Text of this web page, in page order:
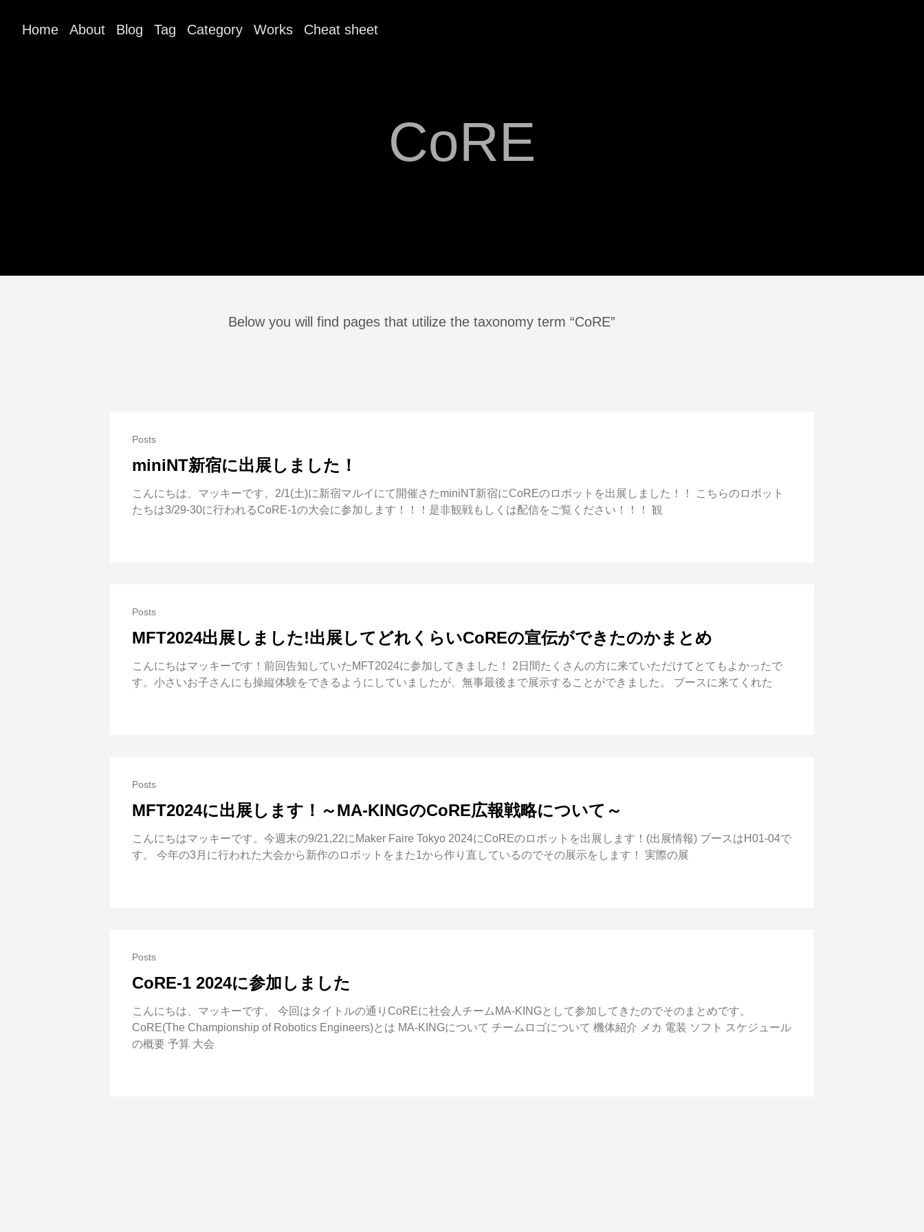
Home About Blog Tag Category Works Cheat sheet
CoRE
Below you will find pages that utilize the taxonomy term “CoRE”
Posts
miniNT新宿に出展しました！
こんにちは、マッキーです。2/1(土)に新宿マルイにて開催さたminiNT新宿にCoREのロボットを出展しました！！ こちらのロボット
たちは3/29-30に行われるCoRE-1の大会に参加します！！！是非観戦もしくは配信をご覧ください！！！ 観
Posts
MFT2024出展しました!出展してどれくらいCoREの宣伝ができたのかまとめ
こんにちはマッキーです！前回告知していたMFT2024に参加してきました！ 2日間たくさんの方に来ていただけてとてもよかったで
す。小さいお子さんにも操縦体験をできるようにしていましたが、無事最後まで展示することができました。 ブースに来てくれた
Posts
MFT2024に出展します！～MA-KINGのCoRE広報戦略について～
こんにちはマッキーです。今週末の9/21,22にMaker Faire Tokyo 2024にCoREのロボットを出展します！(出展情報) ブースはH01-04で
す。 今年の3月に行われた大会から新作のロボットをまた1から作り直しているのでその展示をします！ 実際の展
Posts
CoRE-1 2024に参加しました
こんにちは、マッキーです。 今回はタイトルの通りCoREに社会人チームMA-KINGとして参加してきたのでそのまとめです。
CoRE(The Championship of Robotics Engineers)とは MA-KINGについて チームロゴについて 機体紹介 メカ 電装 ソフト スケジュール
の概要 予算 大会